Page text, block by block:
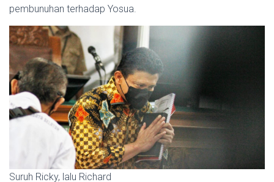
pembunuhan terhadap Yosua.
Suruh Ricky, lalu Richard